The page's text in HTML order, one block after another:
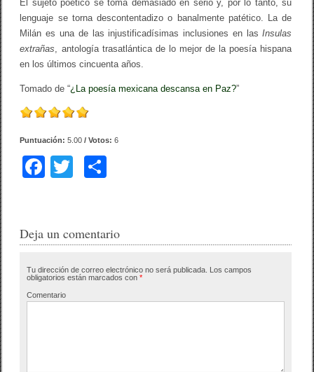
El sujeto poético se toma demasiado en serio y, por lo tanto, su
lenguaje se torna descontentadizo o banalmente patético. La de
Milán es una de las injustificadísimas inclusiones en lasInsulas
extrañas, antología trasatlántica de lo mejor de la poesía hispana
en los últimos cincuenta años.
Tomado de “¿La poesía mexicana descansa en Paz?”
Puntuación:5.00 / Votos:6
F
e
o
o
er p
tir
Deja un comentario
Tu dirección de correo electrónico no será publicada. Los campos
obligatorios están marcados con*
Comentario